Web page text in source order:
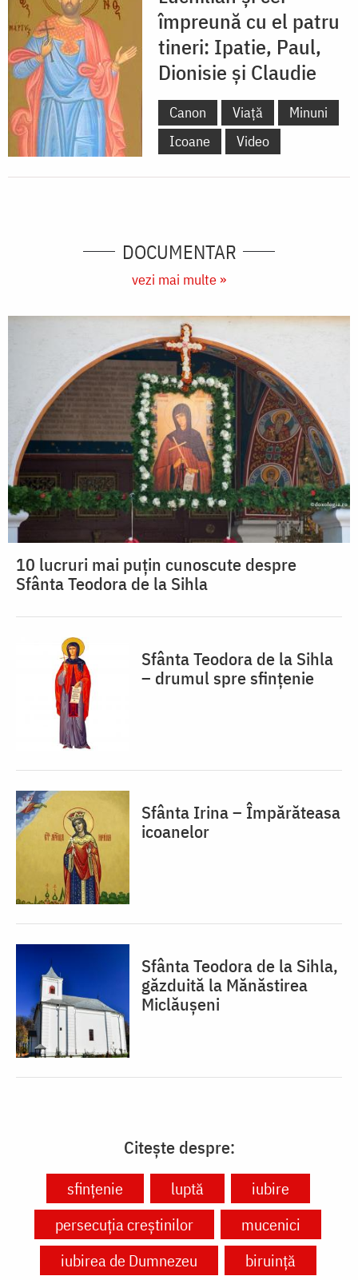
împreună cu el patru
tineri: Ipatie, Paul,
Dionisie și Claudie
Canon Viață
Minuni
Icoane
Video
DOCUMENTAR
vezi mai multe »
10 lucruri mai puțin cunoscute despre
Sfânta Teodora de la Sihla
Sfânta Teodora de la Sihla
– drumul spre sfințenie
Sfânta Irina – Împărăteasa
icoanelor
Sfânta Teodora de la Sihla,
găzduită la Mănăstirea
Miclăușeni
Citește despre:
sfințenie luptă
iubire
persecuția creștinilor
mucenici
iubirea de Dumnezeu
biruință